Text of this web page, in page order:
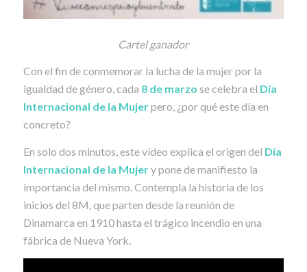
Cartel ganador
Con el fin de conmemorar la lucha de la mujer por la
igualdad de género, cada 8 de marzo se celebra el Día
Internacional de la Mujerpero, ¿por qué este día en
concreto?
En solo dos minutos, este vídeo explica el origen del Día
Internacional de la Mujery pone de manifiesto la
importancia del mismo. Contempla la historia de los
inicios del 8M, que parten desde la reunión de
Dinamarca en 1910 hasta el trágico incendio en una
fábrica de Nueva York.